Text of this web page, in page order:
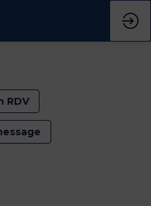
RDV